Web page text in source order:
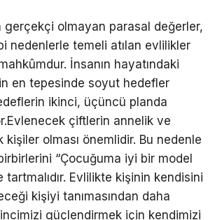
gerçekçi olmayan parasal değerler,
nedenlerle temeli atılan evlilikler
İnsanın hayatındaki
en tepesinde soyut hedefler
ikinci, üçüncü planda
çiftlerin annelik ve
kişiler olması önemlidir. Bu nedenle
“Çocuğuma iyi bir model
tartmalıdır. Evlilikte kişinin kendisini
kişiyi tanımasından daha
güçlendirmek için kendimizi